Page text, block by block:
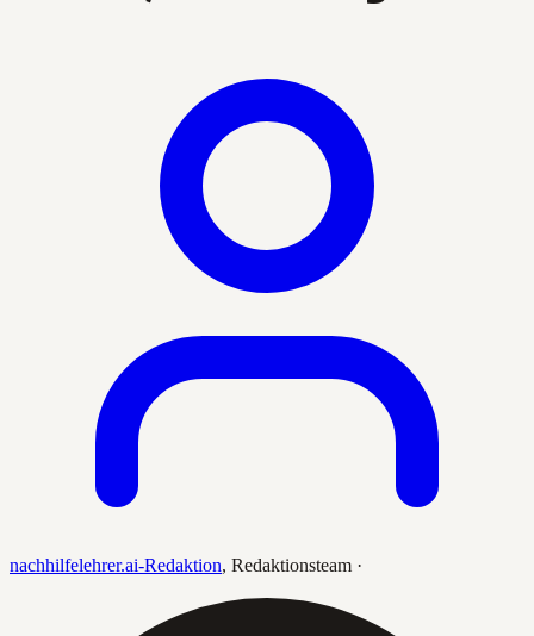
nachhilfelehrer.ai-Redaktion, Redaktionsteam ·